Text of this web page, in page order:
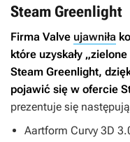
Steam Greenlight
Firma Valve ujawniła
które uzyskały
Steam Greenlight,
pojawić się w ofercie
prezentuje się
Aartform Curvy 3D